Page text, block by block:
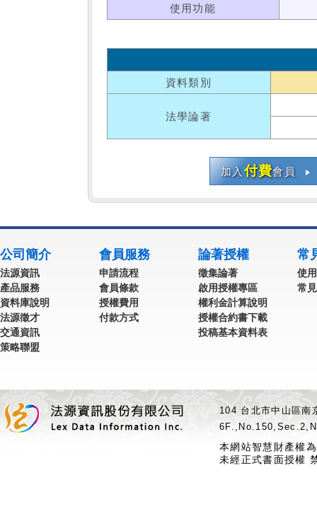
使用功能
資料類別
法學論著
加入付費會員
公司簡介
法源資訊
產品服務
資料庫說明
法源徵才
交通資訊
策略聯盟
會員服務
申請流程
會員條款
授權費用
付款方式
論著授權
徵集論著
啟用授權專區
權利金計算說明
授權合約書下載
投稿基本資料表
常
使
常
104 台北市中山區
本網站智慧財產權
未經正式書面授權